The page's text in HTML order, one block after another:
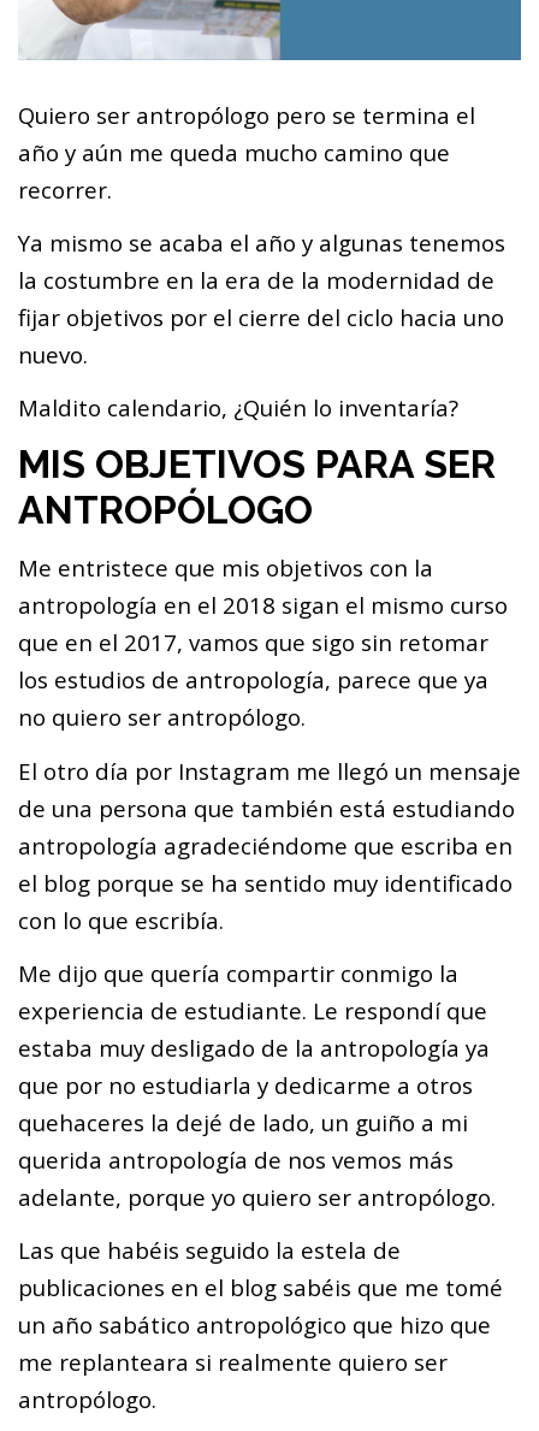
Quiero ser antropólogo pero se termina el
año y aún me queda mucho camino que
recorrer.
Ya mismo se acaba el año y algunas tenemos
la costumbre en la era de la modernidad de
fijar objetivos por el cierre del ciclo hacia uno
nuevo.
Maldito calendario, ¿Quién lo inventaría?
MIS OBJETIVOS PARA SER
ANTROPÓLOGO
Me entristece que mis objetivos con la
antropología en el 2018 sigan el mismo curso
que en el 2017, vamos que sigo sin retomar
los estudios de antropología, parece que ya
no quiero ser antropólogo.
El otro día por Instagram me llegó un mensaje
de una persona que también está estudiando
antropología agradeciéndome que escriba en
el blog porque se ha sentido muy identificado
con lo que escribía.
Me dijo que quería compartir conmigo la
experiencia de estudiante. Le respondí que
estaba muy desligado de la antropología ya
que por no estudiarla y dedicarme a otros
quehaceres la dejé de lado, un guiño a mi
querida antropología de nos vemos más
adelante, porque yo quiero ser antropólogo.
Las que habéis seguido la estela de
publicaciones en el blog sabéis que me tomé
un año sabático antropológico que hizo que
me replanteara si realmente quiero ser
antropólogo.